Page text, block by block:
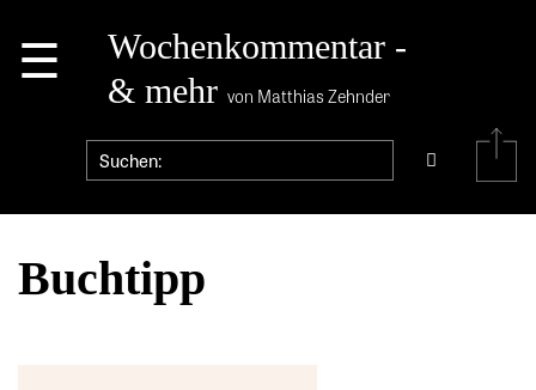
☰
Wochenkommentar -
& mehr von Matthias Zehnder
Buchtipp